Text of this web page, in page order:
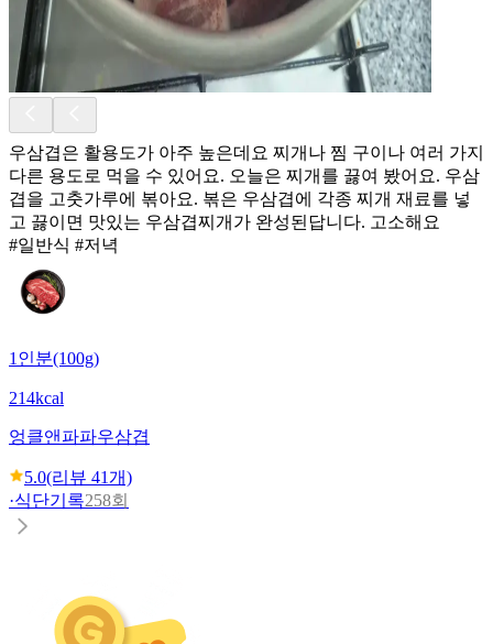
우삼겹은 활용도가 아주 높은데요 찌개나 찜 구이나 여러 가지
다른 용도로 먹을 수 있어요. 오늘은 찌개를 끓여 봤어요. 우삼
겹을 고춧가루에 볶아요. 볶은 우삼겹에 각종 찌개 재료를 넣
고 끓이면 맛있는 우삼겹찌개가 완성된답니다. 고소해요
#일반식 #저녁
1인분(100g)
214kcal
엉클앤파파우삼겹
5.0(리뷰 41개)
·식단기록258회